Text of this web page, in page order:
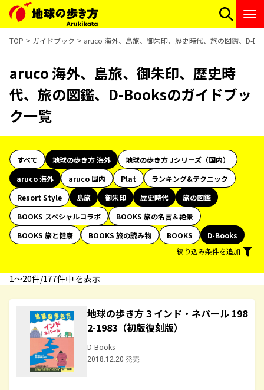
TOP ガイドブック aruco 海外、島旅、御朱印、歴史時代、旅の図鑑、D-
aruco 海外、島旅、御朱印、歴史時
代、旅の図鑑、D-Booksのガイドブッ
ク一覧
すべて 地球の歩き方 海外
地球の歩き方 Jシリーズ（国内）
aruco 海外
aruco 国内 Plat
ランキング&テクニック
Resort Style
島旅 御朱印 歴史時代
旅の図鑑
BOOKS スペシャルコラボ
BOOKS 旅の名言＆絶景
BOOKS 旅と健康
BOOKS 旅の読み物 BOOKS
D-Books
絞り込み条件を追加
1〜20件/177件中 を表示
地球の歩き方 3 インド・ネパール 198
2-1983（初版復刻版）
D-Books
2018.12.20 発売